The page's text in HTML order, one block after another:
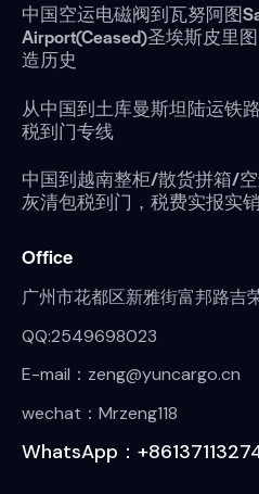
中国空运电磁阀到瓦努阿图
Airport(Ceased)圣埃斯皮里
造历史
从中国到土库曼斯坦陆运铁
税到门专线
中国到越南整柜/散货拼箱/
灰清包税到门，税费实报实销
Office
广州市花都区新雅街富邦路吉
QQ:2549698023
E-mail：zeng@yuncargo.cn
wechat：Mrzeng118
WhatsApp：